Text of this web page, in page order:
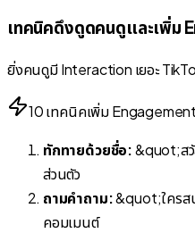
เทคนิคดึงดูดคนดูและเพิ่ม
ยิ่งคนดูมี Interaction เยอะ
10 เทคนิคเพิ่ม
ทักทายด้วยชื่อ:&quot;ส
ส่วนตัว
ถามคำถาม:&quot;ใครส
คอมเมนต์